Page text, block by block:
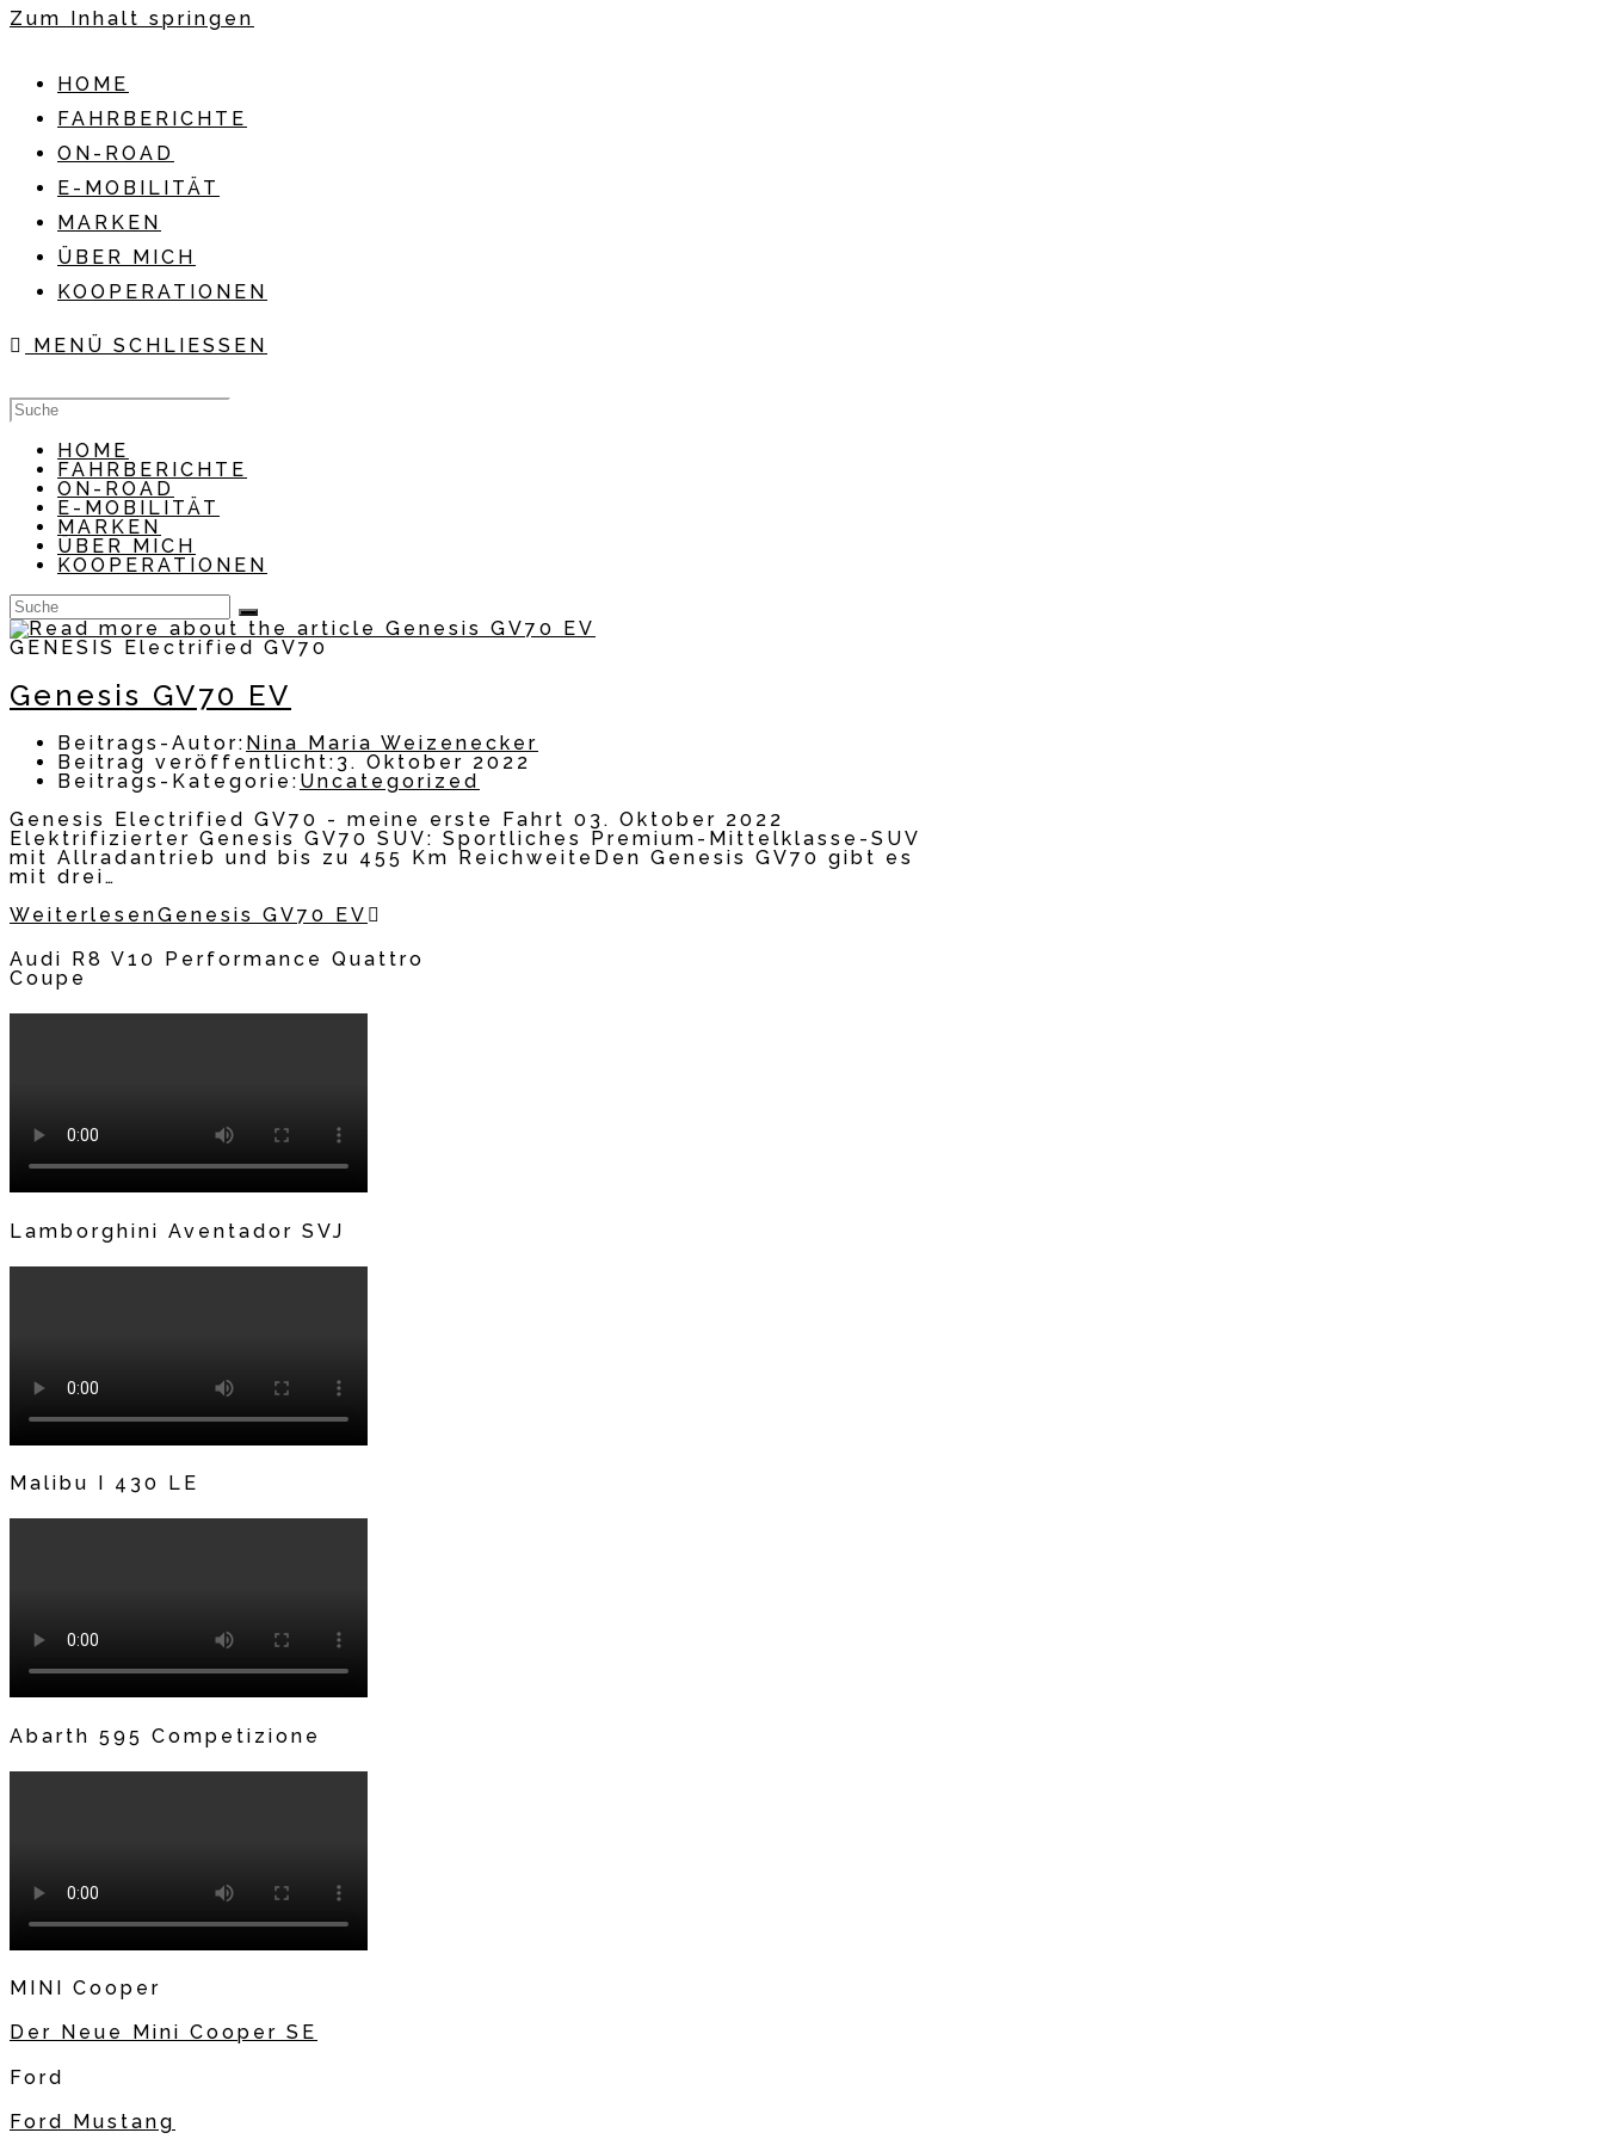
Zum Inhalt springen
HOME
FAHRBERICHTE
ON-ROAD
E-MOBILITÄT
MARKEN
ÜBER MICH
KOOPERATIONEN
MENÜ SCHLIESSEN
HOME
FAHRBERICHTE
ON-ROAD
E-MOBILITÄT
MARKEN
ÜBER MICH
KOOPERATIONEN
GENESIS Electrified GV70
Genesis GV70 EV
Beitrags-Autor: Nina Maria Weizenecker
Beitrag veröffentlicht: 3. Oktober 2022
Beitrags-Kategorie: Uncategorized
Genesis Electrified GV70 - meine erste Fahrt 03. Oktober 2022
Elektrifizierter Genesis GV70 SUV: Sportliches Premium-Mittelklasse-SUV
mit Allradantrieb und bis zu 455 Km ReichweiteDen Genesis GV70 gibt es
mit drei…
WeiterlesenGenesis GV70 EV
Audi R8 V10 Performance Quattro
Coupe
Lamborghini Aventador SVJ
Malibu I 430 LE
Abarth 595 Competizione
MINI Cooper
Der Neue Mini Cooper SE
Ford
Ford Mustang